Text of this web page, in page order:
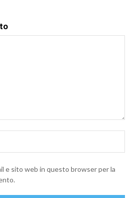
e sito web in questo browser per la